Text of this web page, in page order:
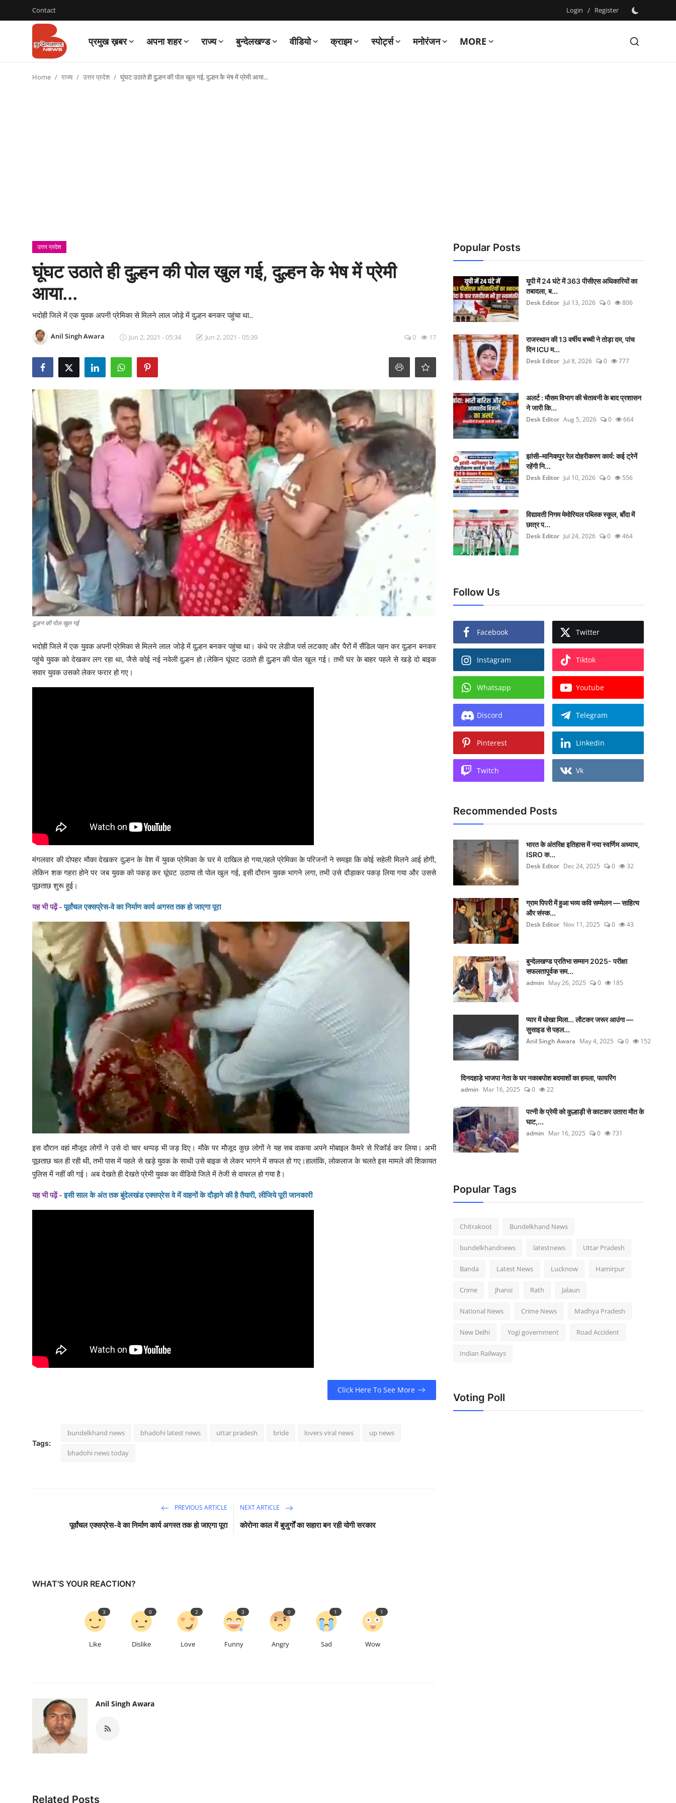
Contact Login / Register
प्रमुख ख़बर अपना शहर राज्य बुन्देलखण्ड वीडियो क्राइम स्पोर्ट्स मनोरंजन MORE
Login
Home राज्य उत्तर प्रदेश घूंघट उठाते ही दुुल्हन की पोल खुल गई, दुल्हन केे भेष में प्रेमी आया...
उत्तर प्रदेश
घूंघट उठाते ही दुुल्हन की पोल खुल गई, दुल्हन केे भेष में प्रेमी
आया...
भदोही जिले में एक युवक अपनी प्रेमिका से मिलने लाल जोड़े में दुल्हन बनकर पहुंचा था..
Anil Singh Awara Jun 2, 2021 - 05:34 Jun 2, 2021 - 05:39 0 17
दुुल्हन की पोल खुल गई
भदोही जिले में एक युवक अपनी प्रेमिका से मिलने लाल जोड़े में दुल्हन बनकर पहुंचा था। कंधे पर लेडीज पर्स लटकाए और पैरों में सैंडिल पहन कर दुल्हन बनकर
पहुंचे युवक को देखकर लग रहा था, जैसे कोई नई नवेली दुल्हन हो।लेकिन घूंघट उठाते ही दुुल्हन की पोल खुल गई। तभी घर के बाहर पहले से खड़े दो बाइक
सवार युवक उसको लेकर फरार हो गए।
मंगलवार की दोपहर मौका देखकर दुल्हन के वेश में युवक प्रेमिका के घर मे दाखिल हो गया,पहले प्रेमिका के परिजनों ने समझा कि कोई सहेली मिलने आई होगी,
लेकिन शक गहरा होने पर जब युवक को पकड़ कर घूंघट उठाया तो पोल खुल गई, इसी दौरान युवक भागने लगा, तभी उसे दौड़ाकर पकड़ लिया गया और उससे
पूछताछ शुरू हुई।
यह भी पढ़ें - पूर्वांचल एक्सप्रेस-वे का निर्माण कार्य अगस्त तक हो जाएगा पूरा
इस दौरान वहां मौजूद लोगों ने उसे दो चार थप्पड़ भी जड़ दिए। मौके पर मौजूद कुछ लोगों ने यह सब वाकया अपने मोबाइल कैमरे से रिकॉर्ड कर लिया। अभी
पूछताछ चल ही रही थी, तभी पास में पहले से खड़े युवक के साथी उसे बाइक से लेकर भागने में सफल हो गए।हालांकि, लोकलाज के चलते इस मामले की शिकायत
पुलिस में नहीं की गई। अब देखते ही देखते प्रेमी युवक का वीडियो जिले में तेजी से वायरल हो गया है।
यह भी पढ़ें - इसी साल के अंत तक बुंदेलखंड एक्सप्रेस वे में वाहनों के दौड़ाने की है तैयारी, लीजिये पूरी जानकारी
Click Here To See More
Tags:
bundelkhand news bhadohi latest news uttar pradesh bride lovers viral news up news
bhadohi news today
PREVIOUS ARTICLE
पूर्वांचल एक्सप्रेस-वे का निर्माण कार्य अगस्त तक हो जाएगा पूरा
NEXT ARTICLE
कोरोना काल में बुजुर्गों का सहारा बन रही योगी सरकार
WHAT'S YOUR REACTION?
Like
3
Dislike
0
Love
2
Funny
3
Angry
0
Sad
1
Wow
1
Anil Singh Awara
Related Posts
Popular Posts
यूपी में 24 घंटे में 363 पीसीएस अधिकारियों का
तबादला, ब...
Desk Editor Jul 13, 2026 0 806
राजस्थान की 13 वर्षीय बच्ची ने तोड़ा दम, पांच
दिन ICU म...
Desk Editor Jul 8, 2026 0 777
अलर्ट : मौसम विभाग की चेतावनी के बाद प्रशासन
ने जारी कि...
Desk Editor Aug 5, 2026 0 664
झांसी–मानिकपुर रेल दोहरीकरण कार्य: कई ट्रेनें
रहेंगी नि...
Desk Editor Jul 10, 2026 0 556
विद्यावती निगम मेमोरियल पब्लिक स्कूल, बाँदा में
छात्र प...
Desk Editor Jul 24, 2026 0 464
Follow Us
Facebook Twitter
Instagram Tiktok
Whatsapp Youtube
Discord Telegram
Pinterest Linkedin
Twitch Vk
Recommended Posts
भारत के अंतरिक्ष इतिहास में नया स्वर्णिम अध्याय,
ISRO क...
Desk Editor Dec 24, 2025 0 32
ग्राम पिपरी में हुआ भव्य कवि सम्मेलन — साहित्य
और संस्क...
Desk Editor Nov 11, 2025 0 43
बुन्देलखण्ड प्रतिभा सम्मान 2025- परीक्षा
सफलतापूर्वक सम...
admin May 26, 2025 0 185
प्यार में धोखा मिला... लौटकर जरूर आउंगा —
सुसाइड से पहल...
Anil Singh Awara May 4, 2025 0 152
दिनदहाड़े भाजपा नेता के घर नकाबपोश बदमाशों का हमला, फायरिंग
admin Mar 16, 2025 0 22
पत्नी के प्रेमी को कुल्हाड़ी से काटकर उतारा मौत के
घाट,...
admin Mar 16, 2025 0 731
Popular Tags
Chitrakoot Bundelkhand News
bundelkhandnews latestnews Uttar Pradesh
Banda Latest News Lucknow Hamirpur
Crime Jhansi Rath Jalaun
National News Crime News Madhya Pradesh
New Delhi Yogi government Road Accident
Indian Railways
Voting Poll